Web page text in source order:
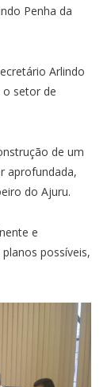
Penha da
Arlindo
o setor de
de um
aprofundada,
do Ajuru.
e
possíveis,